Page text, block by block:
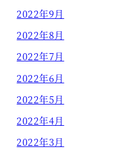
2022年9月
2022年8月
2022年7月
2022年6月
2022年5月
2022年4月
2022年3月